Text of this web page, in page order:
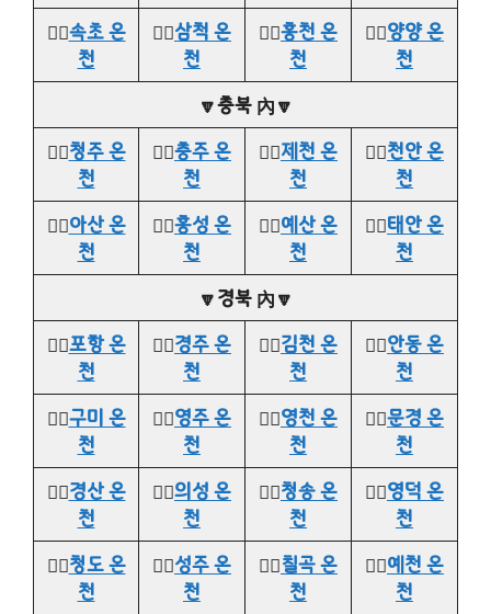
👉🏻속초 온
천
👉🏻삼척 온
천
👉🏻홍천 온
천
👉🏻양양 온
천
🔽충북 內🔽
👉🏻청주 온
천
👉🏻충주 온
천
👉🏻제천 온
천
👉🏻천안 온
천
👉🏻아산 온
천
👉🏻홍성 온
천
👉🏻예산 온
천
👉🏻태안 온
천
🔽경북 內🔽
👉🏻포항 온
천
👉🏻경주 온
천
👉🏻김천 온
천
👉🏻안동 온
천
👉🏻구미 온
천
👉🏻영주 온
천
👉🏻영천 온
천
👉🏻문경 온
천
👉🏻경산 온
천
👉🏻의성 온
천
👉🏻청송 온
천
👉🏻영덕 온
천
👉🏻청도 온
천
👉🏻성주 온
천
👉🏻칠곡 온
천
👉🏻예천 온
천